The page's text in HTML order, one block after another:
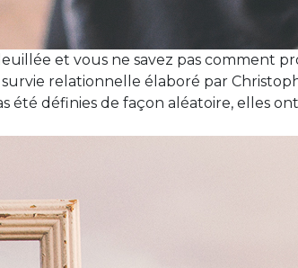
et vous ne savez pas comment
relationnelle élaboré par
été définies de façon aléatoire, elles